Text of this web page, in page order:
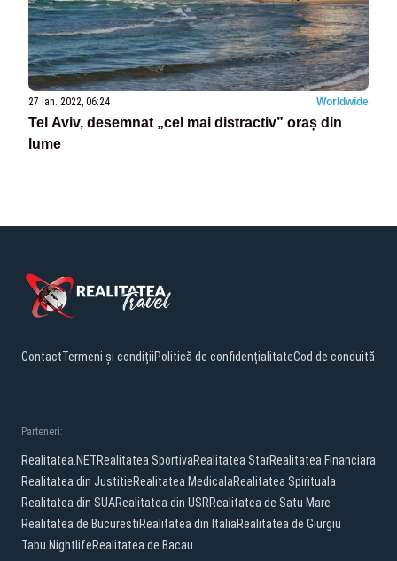
27 ian. 2022, 06:24 Worldwide
Tel Aviv, desemnat „cel mai distractiv” oraș din
lume
ContactTermeni și condițiiPolitică de confidențialitateCod de conduită
Parteneri:
Realitatea.NETRealitatea SportivaRealitatea StarRealitatea Financiara
Realitatea din JustitieRealitatea MedicalaRealitatea Spirituala
Realitatea din SUARealitatea din USRRealitatea de Satu Mare
Realitatea de BucurestiRealitatea din ItaliaRealitatea de Giurgiu
Tabu NightlifeRealitatea de Bacau